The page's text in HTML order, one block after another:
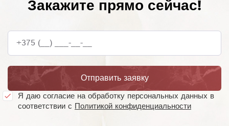
Закажите прямо сейчас!
+375 (__) ___-__-__
Отправить заявку
Я даю согласие на обработку персональных данных в
соответствии с Политикой конфиденциальности